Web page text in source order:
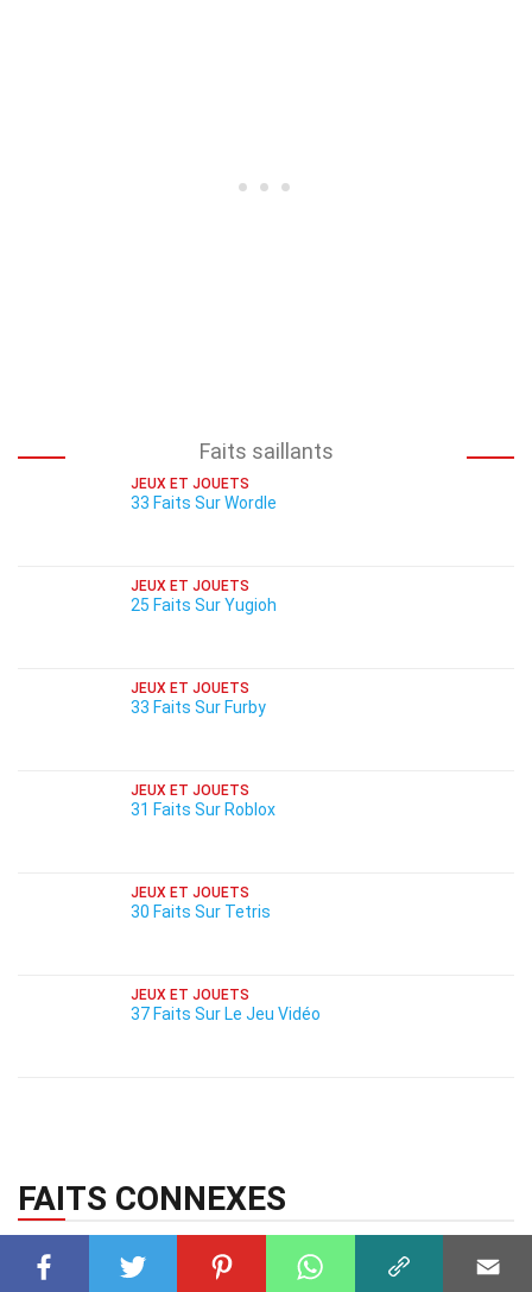
Faits saillants
JEUX ET JOUETS
33 Faits Sur Wordle
JEUX ET JOUETS
25 Faits Sur Yugioh
JEUX ET JOUETS
33 Faits Sur Furby
JEUX ET JOUETS
31 Faits Sur Roblox
JEUX ET JOUETS
30 Faits Sur Tetris
JEUX ET JOUETS
37 Faits Sur Le Jeu Vidéo
FAITS CONNEXES